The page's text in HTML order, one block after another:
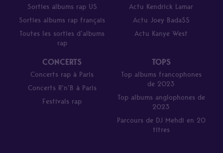
Sorties albums rap US
Sorties albums rap français
Toutes les sorties d’albums
rap
Actu Kendrick Lamar
Actu Joey Bada$$
Actu Kanye West
CONCERTS
Concerts rap à Paris
Concerts R’n’B à Paris
Festivals rap
TOPS
Top albums francophones
de 2023
Top albums anglophones de
2023
Parcours de DJ Mehdi en 20
titres